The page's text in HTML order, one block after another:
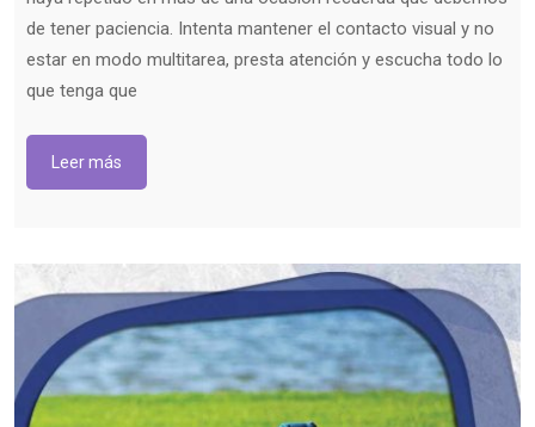
de tener paciencia. Intenta mantener el contacto visual y no
estar en modo multitarea, presta atención y escucha todo lo
que tenga que
Leer más